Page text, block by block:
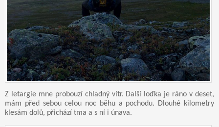
Z letargie mne probouzí chladný vítr. Další loďka je ráno v deset,
mám před sebou celou noc běhu a pochodu. Dlouhé kilometry
klesám dolů, přichází tma a s ní i únava.